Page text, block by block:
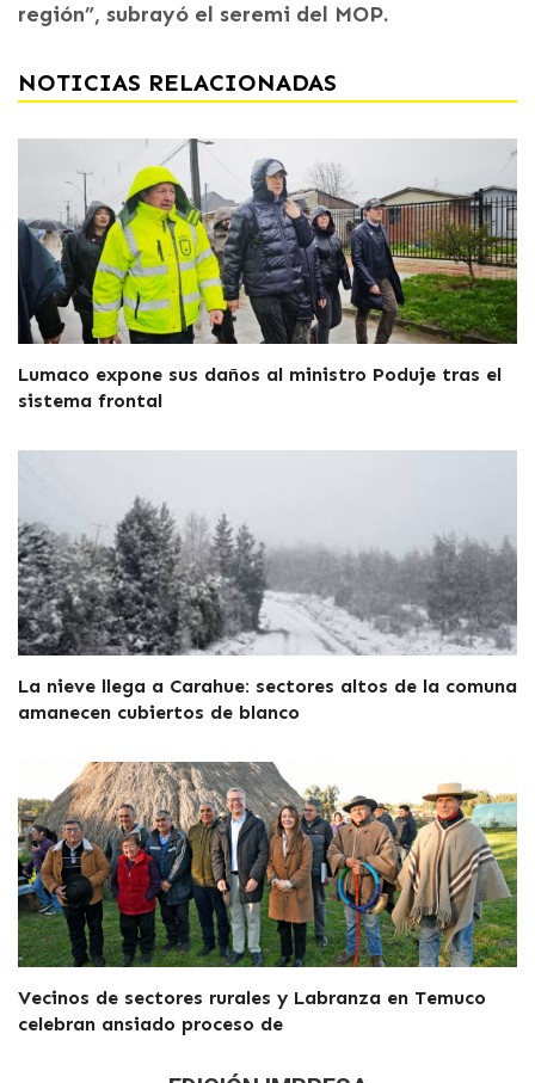
región”, subrayó el seremi del MOP.
NOTICIAS RELACIONADAS
Lumaco expone sus daños al ministro Poduje tras el
sistema frontal
La nieve llega a Carahue: sectores altos de la comuna
amanecen cubiertos de blanco
Vecinos de sectores rurales y Labranza en Temuco
celebran ansiado proceso de